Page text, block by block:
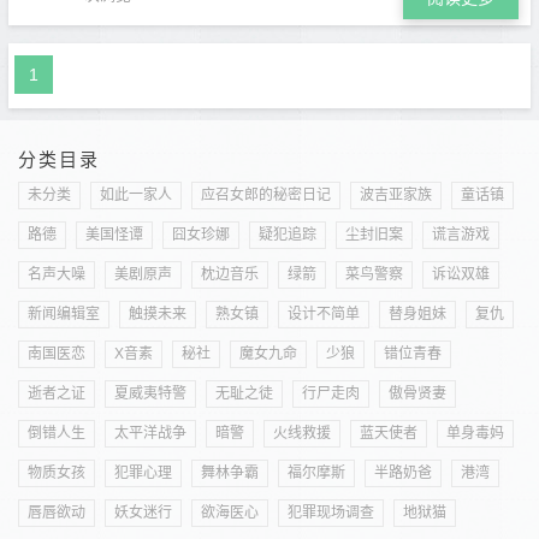
1
分类目录
未分类 如此一家人 应召女郎的秘密日记 波吉亚家族 童话镇
路德 美国怪谭 囧女珍娜 疑犯追踪 尘封旧案 谎言游戏
名声大噪 美剧原声 枕边音乐 绿箭 菜鸟警察 诉讼双雄
新闻编辑室 触摸未来 熟女镇 设计不简单 替身姐妹 复仇
南国医恋 X音素 秘社 魔女九命 少狼 错位青春
逝者之证 夏威夷特警 无耻之徒 行尸走肉 傲骨贤妻
倒错人生 太平洋战争 暗警 火线救援 蓝天使者 单身毒妈
物质女孩 犯罪心理 舞林争霸 福尔摩斯 半路奶爸 港湾
唇唇欲动 妖女迷行 欲海医心 犯罪现场调查 地狱猫